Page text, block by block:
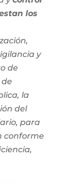
los
y
de
de
la
del
para
conforme